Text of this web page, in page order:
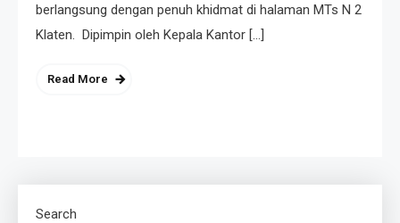
berlangsung dengan penuh khidmat di halaman MTs N 2
Klaten. Dipimpin oleh Kepala Kantor […]
Read More
Search